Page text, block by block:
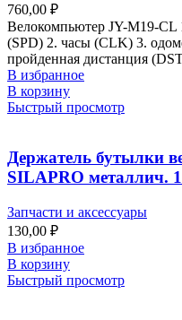
760,00 ₽
Велокомпьютер JY-M19-CL
(SPD) 2. часы (CLK) 3.
пройденная дистанция
В избранное
В корзину
Быстрый просмотр
Держатель бутылки
SILAPRO металлич.
Запчасти и аксессуары
130,00 ₽
В избранное
В корзину
Быстрый просмотр